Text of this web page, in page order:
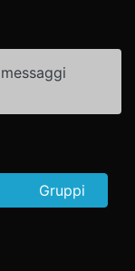
Gruppi